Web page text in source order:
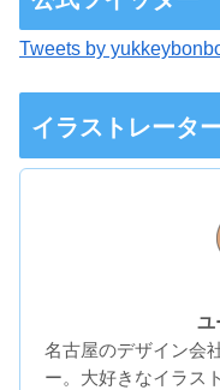
Tweets by
イラストレータ
ユ
名古屋のデザイン会
ー。大好きなイラス